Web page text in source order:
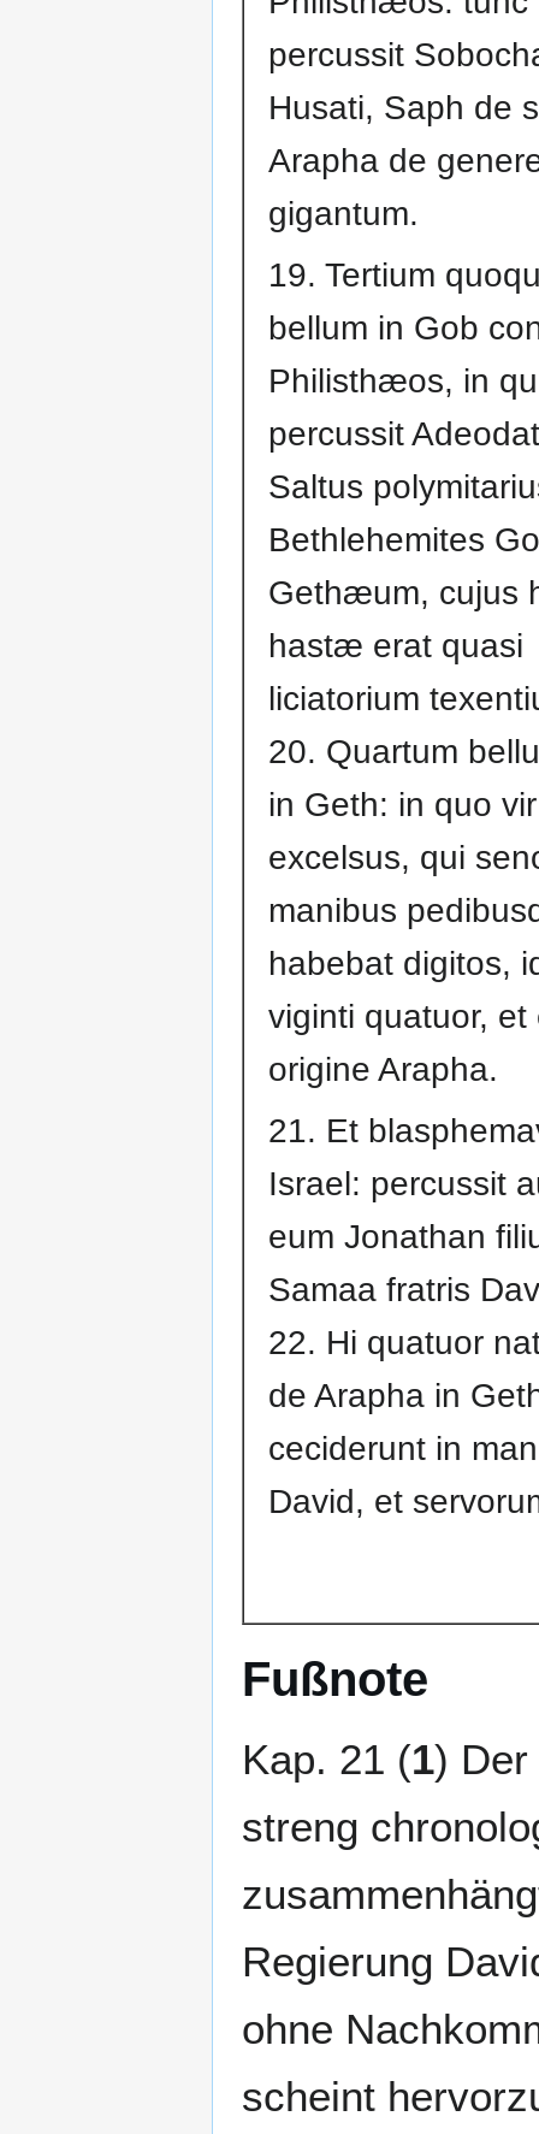
percussit
Husati, Saph de
Arapha de
gigantum.
19. Tertium
bellum in Gob
Philisthæos, in
percussit
Saltus
Bethlehemites
Gethæum, cujus
hastæ erat quasi
liciatorium
20. Quartum
in Geth: in quo
excelsus, qui
manibus
habebat digitos,
viginti quatuor, et
origine Arapha.
21. Et
Israel: percussit
eum Jonathan
Samaa fratris
22. Hi quatuor
de Arapha in
ceciderunt in
David, et
Fußnote
Kap. 21 (1) Der
streng
Regierung
ohne
scheint